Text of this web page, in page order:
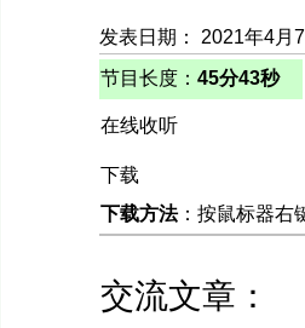
发表日期： 2021年4月
节目长度： 45分43秒
在线收听
下载
下载方法：按鼠标器右
交流文章：